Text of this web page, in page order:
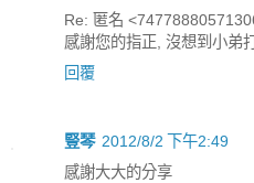
Re: 匿名
感謝您的指正, 沒想到小弟
回覆
豎琴 2012/8/2 下午2:49
感謝大大的分享